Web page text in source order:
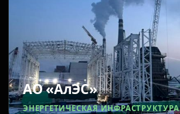
АО «АлЭС»
ЭНЕРГЕТИЧЕСКАЯ ИНФРАСТРУКТУРА